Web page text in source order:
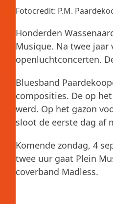
Fotocredit: P.M.
Honderden
Musique. Na twee jaar
openluchtconcerten.
Bluesband
composities. De op
werd. Op het gazon
sloot de eerste dag af
Komende zondag, 4
twee uur gaat Plein
coverband Madless.